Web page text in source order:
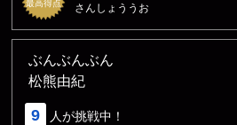
最高得点
さんしょううお
ぶんぶんぶん
松熊由紀
9 人が挑戦中！